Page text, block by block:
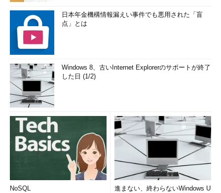
日本年金機構情報漏えい事件でも悪用された「盲
点」とは
Windows 8、古いInternet Explorerのサポートが終了
した日 (1/2)
NoSQL
進まない、終わらないWindows U